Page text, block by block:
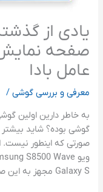
یادی از
صفحه
عامل بادا
معرفی و بررسی گوشی /
صورتی که اینطور نیست.
Galaxy S مجهز به این صفحه نمایش خاص شد.